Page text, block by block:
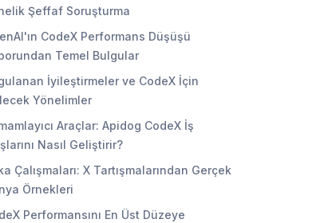
Şeffaf Soruşturma
CodeX Performans Düşüşü
Temel Bulgular
İyileştirmeler ve CodeX İçin
Yönelimler
Araçlar: Apidog CodeX İş
Nasıl Geliştirir?
Çalışmaları: X Tartışmalarından Gerçek
Örnekleri
Performansını En Üst Düzeye